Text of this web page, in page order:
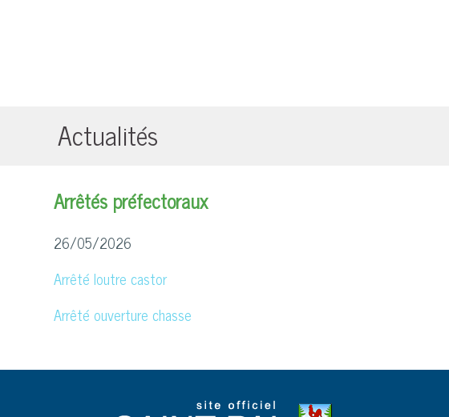
Actualités
Arrêtés préfectoraux
26/05/2026
Arrêté loutre castor
Arrêté ouverture chasse